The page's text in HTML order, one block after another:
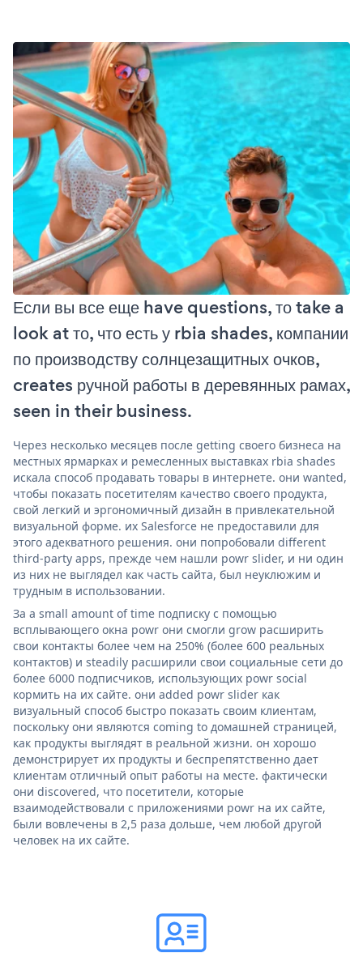
Если вы все еще have questions, то take a
look at то, что есть у rbia shades, компании
по производству солнцезащитных очков,
creates ручной работы в деревянных рамах,
seen in their business.
Через несколько месяцев после getting своего бизнеса на
местных ярмарках и ремесленных выставках rbia shades
искала способ продавать товары в интернете. они wanted,
чтобы показать посетителям качество своего продукта,
свой легкий и эргономичный дизайн в привлекательной
визуальной форме. их Salesforce не предоставили для
этого адекватного решения. они попробовали different
third-party apps, прежде чем нашли powr slider, и ни один
из них не выглядел как часть сайта, был неуклюжим и
трудным в использовании.
За a small amount of time подписку с помощью
всплывающего окна powr они смогли grow расширить
свои контакты более чем на 250% (более 600 реальных
контактов) и steadily расширили свои социальные сети до
более 6000 подписчиков, использующих powr social
кормить на их сайте. они added powr slider как
визуальный способ быстро показать своим клиентам,
поскольку они являются coming to домашней страницей,
как продукты выглядят в реальной жизни. он хорошо
демонстрирует их продукты и беспрепятственно дает
клиентам отличный опыт работы на месте. фактически
они discovered, что посетители, которые
взаимодействовали с приложениями powr на их сайте,
были вовлечены в 2,5 раза дольше, чем любой другой
человек на их сайте.